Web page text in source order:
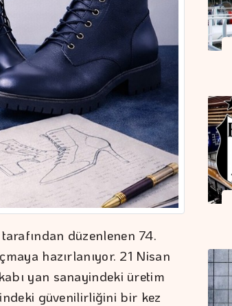
düzenlenen 74.
hazırlanıyor. 21 Nisan
yan sanayindeki üretim
güvenilirliğini bir kez